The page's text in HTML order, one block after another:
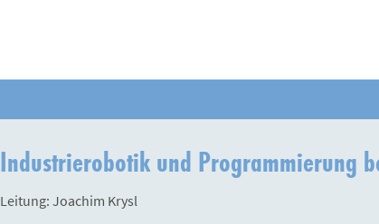
Industrierobotik und Programmierung
Leitung: Joachim Krysl